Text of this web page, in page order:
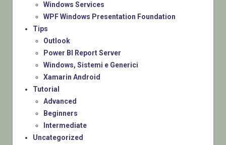
Windows Services
WPF Windows Presentation Foundation
Tips
Outlook
Power BI Report Server
Windows, Sistemi e Generici
Xamarin Android
Tutorial
Advanced
Beginners
Intermediate
Uncategorized